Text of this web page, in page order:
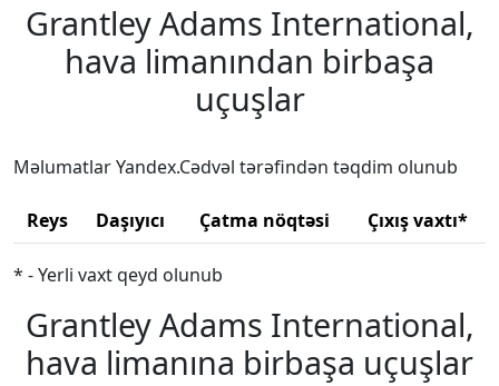
Grantley Adams International,
hava limanından birbaşa
uçuşlar
Məlumatlar Yandex.Cədvəl tərəfindən təqdim olunub
Reys Daşıyıcı Çatma nöqtəsi Çıxış vaxtı*
* - Yerli vaxt qeyd olunub
Grantley Adams International,
hava limanına birbaşa uçuşlar